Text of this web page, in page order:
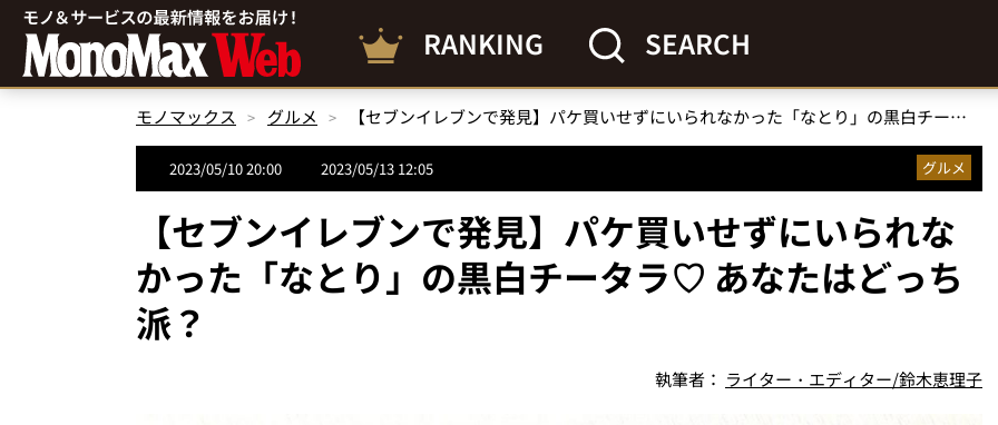
RANKING SEARCH
モノマックス グルメ 【セブンイレブンで発見】パケ買いせずにいられなかった「なとり」の黒白チータラ♡ あなたはどっち派？
2023/05/10 20:00 2023/05/13 12:05 グルメ
【セブンイレブンで発見】パケ買いせずにいられな
かった「なとり」の黒白チータラ♡ あなたはどっち
派？
執筆者： ライター・エディター/鈴木恵理子